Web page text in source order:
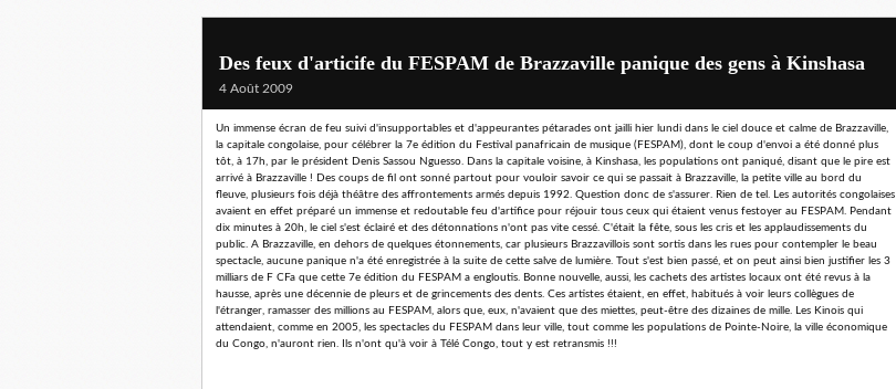
Des feux d'articife du FESPAM de Brazzaville panique des gens à Kinshasa
4 Août 2009
Un immense écran de feu suivi d'insupportables et d'appeurantes pétarades ont jailli hier lundi dans le ciel douce et calme de Brazzaville,
la capitale congolaise, pour célébrer la 7e édition du Festival panafricain de musique (FESPAM), dont le coup d'envoi a été donné plus
tôt, à 17h, par le président Denis Sassou Nguesso. Dans la capitale voisine, à Kinshasa, les populations ont paniqué, disant que le pire est
arrivé à Brazzaville ! Des coups de fil ont sonné partout pour vouloir savoir ce qui se passait à Brazzaville, la petite ville au bord du
fleuve, plusieurs fois déjà théâtre des affrontements armés depuis 1992. Question donc de s'assurer. Rien de tel. Les autorités congolaises
avaient en effet préparé un immense et redoutable feu d'artifice pour réjouir tous ceux qui étaient venus festoyer au FESPAM. Pendant
dix minutes à 20h, le ciel s'est éclairé et des détonnations n'ont pas vite cessé. C'était la fête, sous les cris et les applaudissements du
public. A Brazzaville, en dehors de quelques étonnements, car plusieurs Brazzavillois sont sortis dans les rues pour contempler le beau
spectacle, aucune panique n'a été enregistrée à la suite de cette salve de lumière. Tout s'est bien passé, et on peut ainsi bien justifier les 3
milliars de F CFa que cette 7e édition du FESPAM a engloutis. Bonne nouvelle, aussi, les cachets des artistes locaux ont été revus à la
hausse, après une décennie de pleurs et de grincements des dents. Ces artistes étaient, en effet, habitués à voir leurs collègues de
l'étranger, ramasser des millions au FESPAM, alors que, eux, n'avaient que des miettes, peut-être des dizaines de mille. Les Kinois qui
attendaient, comme en 2005, les spectacles du FESPAM dans leur ville, tout comme les populations de Pointe-Noire, la ville économique
du Congo, n'auront rien. Ils n'ont qu'à voir à Télé Congo, tout y est retransmis !!!